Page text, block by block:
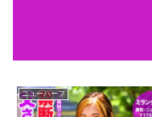
ニューハーフ